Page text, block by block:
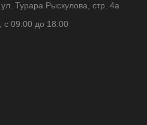
Турара Рыскулова, стр. 4а
с 09:00 до 18:00